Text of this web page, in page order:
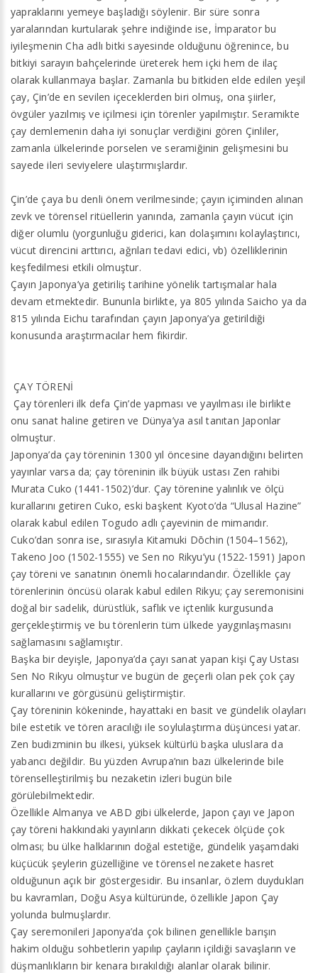
yapraklarını yemeye başladığı söylenir. Bir süre sonra
yaralarından kurtularak şehre indiğinde ise, İmparator bu
iyileşmenin Cha adlı bitki sayesinde olduğunu öğrenince, bu
bitkiyi sarayın bahçelerinde üreterek hem içki hem de ilaç
olarak kullanmaya başlar. Zamanla bu bitkiden elde edilen yeşil
çay, Çin’de en sevilen içeceklerden biri olmuş, ona şiirler,
övgüler yazılmış ve içilmesi için törenler yapılmıştır. Seramikte
çay demlemenin daha iyi sonuçlar verdiğini gören Çinliler,
zamanla ülkelerinde porselen ve seramiğinin gelişmesini bu
sayede ileri seviyelere ulaştırmışlardır.
Çin’de çaya bu denli önem verilmesinde; çayın içiminden alınan
zevk ve törensel ritüellerin yanında, zamanla çayın vücut için
diğer olumlu (yorgunluğu giderici, kan dolaşımını kolaylaştırıcı,
vücut direncini arttırıcı, ağrıları tedavi edici, vb) özelliklerinin
keşfedilmesi etkili olmuştur.
Çayın Japonya’ya getiriliş tarihine yönelik tartışmalar hala
devam etmektedir. Bununla birlikte, ya 805 yılında Saicho ya da
815 yılında Eichu tarafından çayın Japonya’ya getirildiği
konusunda araştırmacılar hem fikirdir.
ÇAY TÖRENİ
Çay törenleri ilk defa Çin’de yapması ve yayılması ile birlikte
onu sanat haline getiren ve Dünya’ya asıl tanıtan Japonlar
olmuştur.
Japonya’da çay töreninin 1300 yıl öncesine dayandığını belirten
yayınlar varsa da; çay töreninin ilk büyük ustası Zen rahibi
Murata Cuko (1441-1502)’dur. Çay törenine yalınlık ve ölçü
kurallarını getiren Cuko, eski başkent Kyoto’da “Ulusal Hazine”
olarak kabul edilen Togudo adlı çayevinin de mimarıdır.
Cuko’dan sonra ise, sırasıyla Kitamuki Dōchin (1504–1562),
Takeno Joo (1502-1555) ve Sen no Rikyu’yu (1522-1591) Japon
çay töreni ve sanatının önemli hocalarındandır. Özellikle çay
törenlerinin öncüsü olarak kabul edilen Rikyu; çay seremonisini
doğal bir sadelik, dürüstlük, saflık ve içtenlik kurgusunda
gerçekleştirmiş ve bu törenlerin tüm ülkede yaygınlaşmasını
sağlamasını sağlamıştır.
Başka bir deyişle, Japonya’da çayı sanat yapan kişi Çay Ustası
Sen No Rikyu olmuştur ve bugün de geçerli olan pek çok çay
kurallarını ve görgüsünü geliştirmiştir.
Çay töreninin kökeninde, hayattaki en basit ve gündelik olayları
bile estetik ve tören aracılığı ile soylulaştırma düşüncesi yatar.
Zen budizminin bu ilkesi, yüksek kültürlü başka uluslara da
yabancı değildir. Bu yüzden Avrupa’nın bazı ülkelerinde bile
törenselleştirilmiş bu nezaketin izleri bugün bile
görülebilmektedir.
Özellikle Almanya ve ABD gibi ülkelerde, Japon çayı ve Japon
çay töreni hakkındaki yayınların dikkati çekecek ölçüde çok
olması; bu ülke halklarının doğal estetiğe, gündelik yaşamdaki
küçücük şeylerin güzelliğine ve törensel nezakete hasret
olduğunun açık bir göstergesidir. Bu insanlar, özlem duydukları
bu kavramları, Doğu Asya kültüründe, özellikle Japon Çay
yolunda bulmuşlardır.
Çay seremonileri Japonya’da çok bilinen genellikle barışın
hakim olduğu sohbetlerin yapılıp çayların içildiği savaşların ve
düşmanlıkların bir kenara bırakıldığı alanlar olarak bilinir.